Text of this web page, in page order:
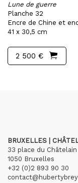
Lune de guerre
Planche 32
Encre de Chine et
41 x 30,5 cm
2 500 €
BRUXELLES |
33 place du Châtelain
1050 Bruxelles
+32 (0)2 893 90 30